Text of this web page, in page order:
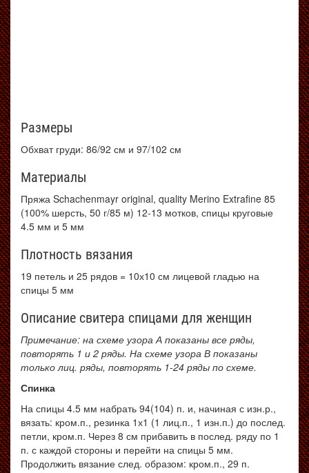
Размеры
Обхват груди: 86/92 см и 97/102 см
Материалы
Пряжа Schachenmayr original, quality Merino Extrafine 85
(100% шерсть, 50 г/85 м) 12-13 мотков, спицы круговые
4.5 мм и 5 мм
Плотность вязания
19 петель и 25 рядов = 10х10 см лицевой гладью на
спицы 5 мм
Описание свитера спицами для женщин
Примечание: на схеме узора А показаны все ряды,
повторять 1 и 2 ряды. На схеме узора В показаны
только лиц. ряды, повторять 1-24 ряды по схеме.
Спинка
На спицы 4.5 мм набрать 94(104) п. и, начиная с изн.р.,
вязать: кром.п., резинка 1х1 (1 лиц.п., 1 изн.п.) до послед.
петли, кром.п. Через 8 см прибавить в послед. ряду по 1
п. с каждой стороны и перейти на спицы 5 мм.
Продолжить вязание след. образом: кром.п., 29 п.